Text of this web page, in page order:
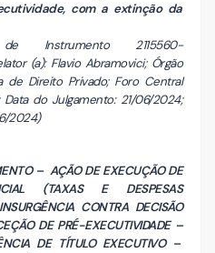
com a extinção da
Instrumento 2115560-
(a): Flavio Abramovici; Órgão
de Direito Privado; Foro Central
do Julgamento: 21/06/2024;
2024)
– AÇÃO DE EXECUÇÃO DE
(TAXAS E DESPESAS
CONTRA DECISÃO
DE PRÉ-EXECUTIVIDADE –
DE TÍTULO EXECUTIVO –